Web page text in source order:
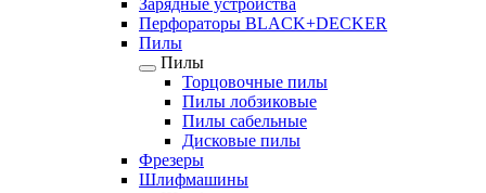
Зарядные устройства
Перфораторы BLACK+DECKER
Пилы
Пилы
Торцовочные пилы
Пилы лобзиковые
Пилы сабельные
Дисковые пилы
Фрезеры
Шлифмашины